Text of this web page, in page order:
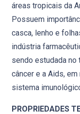
áreas tropicais da
Possuem
casca, lenho e
indústria
sendo estudada no
câncer e a Aids,
sistema
PROPRIEDADES